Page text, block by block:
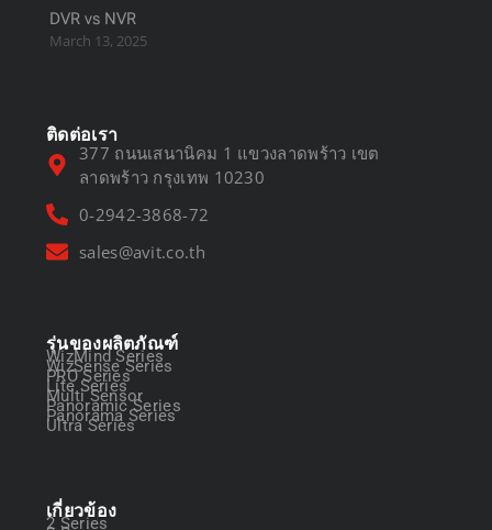
DVR vs NVR
March 13, 2025
ติดต่อเรา
377 ถนนเสนานิคม 1 แขวงลาดพร้าว เขต
ลาดพร้าว กรุงเทพ 10230
0-2942-3868-72
sales@avit.co.th
รุ่นของผลิตภัณฑ์
WizMind Series
WizSense Series
PRO Series
Lite Series
Multi Sensor
Panoramic Series
Panorama Series
Ultra Series
เกี่ยวข้อง
2 Series